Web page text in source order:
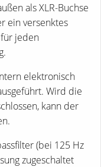
als XLR-Buchse
ein versenktes
jeden
elektronisch
Wird die
kann der
(bei 125 Hz
zugeschaltet